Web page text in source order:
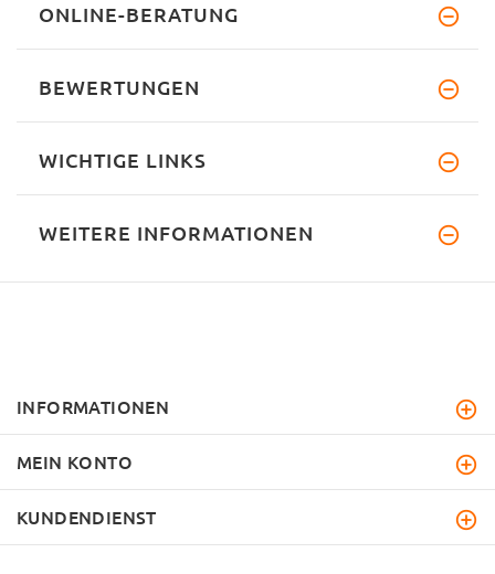
ONLINE-BERATUNG
BEWERTUNGEN
WICHTIGE LINKS
WEITERE INFORMATIONEN
INFORMATIONEN
MEIN KONTO
KUNDENDIENST